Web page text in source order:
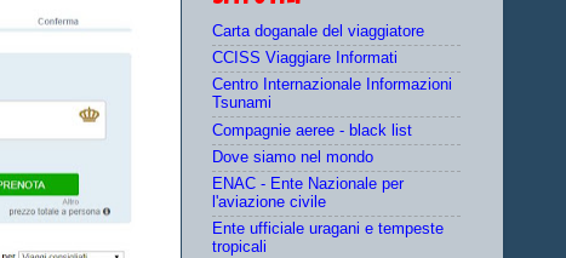
Carta doganale del viaggiatore
CCISS Viaggiare Informati
Centro Internazionale Informazioni
Tsunami
Compagnie aeree - black list
Dove siamo nel mondo
ENAC - Ente Nazionale per
l'aviazione civile
Ente ufficiale uragani e tempeste
tropicali